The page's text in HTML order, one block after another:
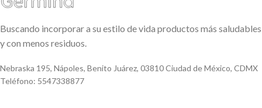
Buscando incorporar a su estilo de vida productos más saludables
y con menos residuos.
Nebraska 195, Nápoles, Benito Juárez, 03810 Ciudad de México, CDMX
Teléfono: 5547338877